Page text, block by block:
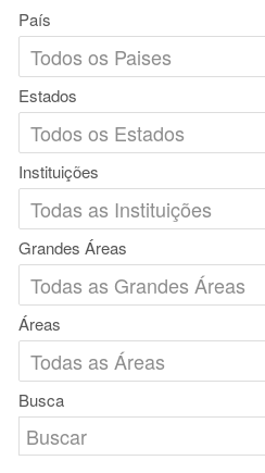
País
Estados
Instituições
Grandes Áreas
Áreas
Busca